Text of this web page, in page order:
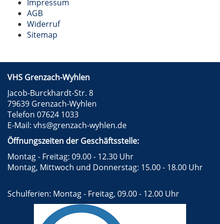
Impressum
AGB
Widerruf
Sitemap
VHS Grenzach-Wyhlen
Jacob-Burckhardt-Str. 8
79639 Grenzach-Wyhlen
Telefon 07624 1033
E-Mail: vhs@grenzach-wyhlen.de
Öffnungszeiten der Geschäftsstelle:
Montag - Freitag: 09.00 - 12.30 Uhr
Montag, Mittwoch und Donnerstag: 15.00 - 18.00 Uhr
Schulferien: Montag - Freitag, 09.00 - 12.00 Uhr